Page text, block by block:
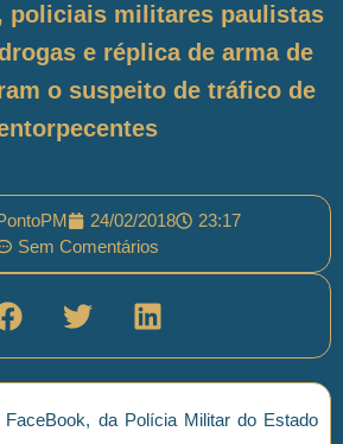
policiais militares paulistas
e réplica de arma de
o suspeito de tráfico de
24/02/2018
23:17
Sem Comentários
da Polícia Militar do Estado